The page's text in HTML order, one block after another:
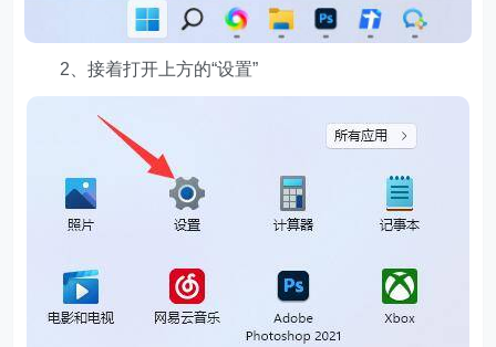
2、接着打开上方的“设置”